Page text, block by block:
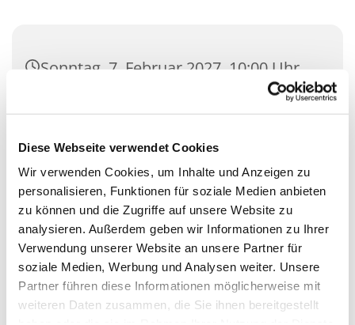
Diese Webseite verwendet Cookies
Wir verwenden Cookies, um Inhalte und Anzeigen zu
personalisieren, Funktionen für soziale Medien anbieten
zu können und die Zugriffe auf unsere Website zu
analysieren. Außerdem geben wir Informationen zu Ihrer
Verwendung unserer Website an unsere Partner für
soziale Medien, Werbung und Analysen weiter. Unsere
Partner führen diese Informationen möglicherweise mit
weiteren Daten zusammen, die Sie ihnen bereitgestellt
Sonntag, 7. Februar 2027, 10:00 Uhr
Kirche Mariä Unbefleckte
Zossen